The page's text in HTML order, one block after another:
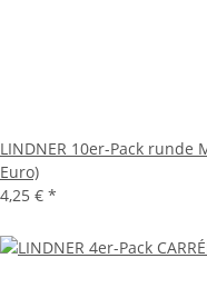
LINDNER 10er-Pack
Euro)
4,25 € *